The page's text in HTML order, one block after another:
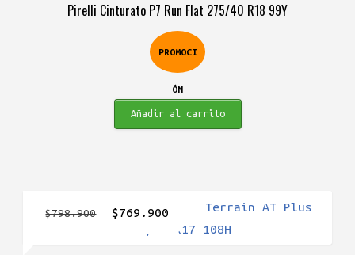
Pirelli Cinturato P7 Run Flat 275/40 R18 99Y
PROMOCI
ÓN
era:
$2.134.900.
es:
$1.702.900.
Añadir al carrito
$798.900
El$769.900
precio